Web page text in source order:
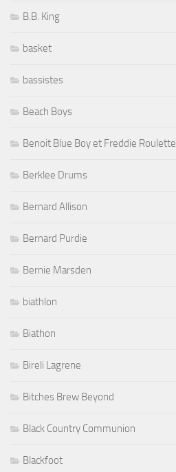
B.B. King
basket
bassistes
Beach Boys
Benoit Blue Boy et Freddie Roulette
Berklee Drums
Bernard Allison
Bernard Purdie
Bernie Marsden
biathlon
Biathon
Bireli Lagrene
Bitches Brew Beyond
Black Country Communion
Blackfoot